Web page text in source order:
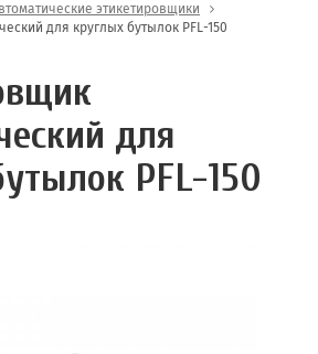
этикетировщики
для круглых бутылок PFL-150
для
PFL-150